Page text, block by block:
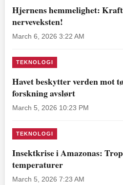
Hjernens hemmelighet:
nerveveksten!
March 6, 2026 3:22 AM
TEKNOLOGI
Havet beskytter verden mot
forskning avslørt
March 5, 2026 10:23 PM
TEKNOLOGI
Insektkrise i Amazonas:
temperaturer
March 5, 2026 7:23 AM